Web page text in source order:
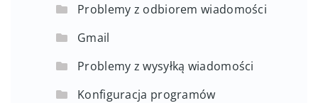
Problemy z odbiorem wiadomości
Gmail
Problemy z wysyłką wiadomości
Konfiguracja programów